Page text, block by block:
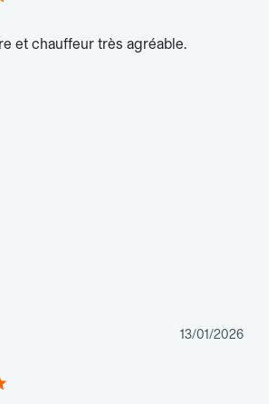
et chauffeur très agréable.
13/01/2026